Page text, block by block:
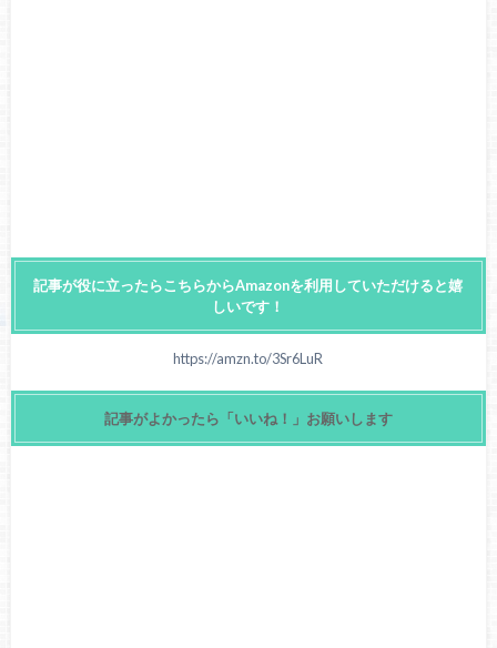
記事が役に立ったらこちらからAmazonを利用していただけると嬉
しいです！
https://amzn.to/3Sr6LuR
記事がよかったら「いいね！」お願いします